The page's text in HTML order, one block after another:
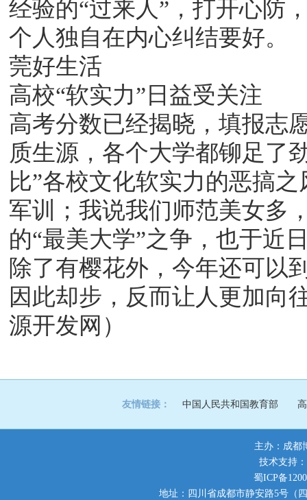
经验的“过来人”，打开心防
个人独自在内心纠结要好。
莞好生活
高校“软实力”日益受关注
高考分数已经揭晓，填报志
质生源，各个大学都铆足了
比”各校文化软实力的恶搞
军训；我说我们师范美女多
的“最美大学”之争，也于近
除了有樱花外，今年还可以
因此却步，反而让人更加向
源开发网）
友情链接： 中国人民共和国教育部
主办：成都
技术支持
蜀ICP备
地址：四川省成都市静安路5号（